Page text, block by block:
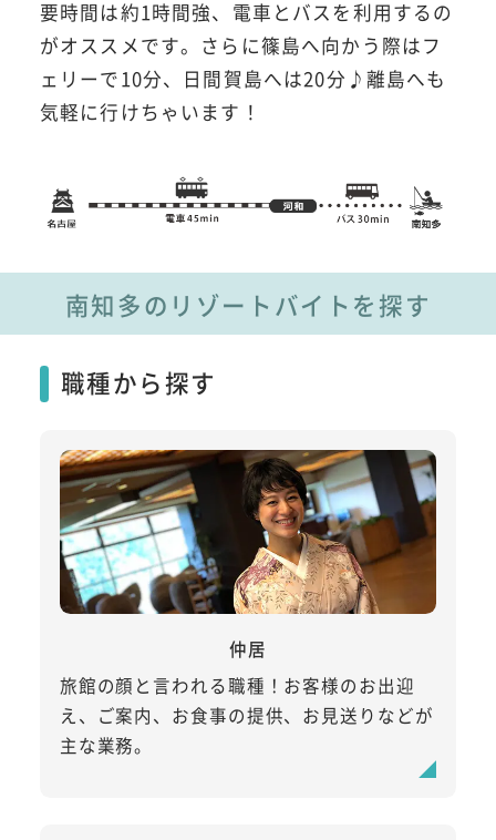
要時間は約1時間強、電車とバスを利用するの
がオススメです。さらに篠島へ向かう際はフ
ェリーで10分、日間賀島へは20分♪離島へも
気軽に行けちゃいます！
南知多のリゾートバイトを探す
職種から探す
仲居
旅館の顔と言われる職種！お客様のお出迎
え、ご案内、お食事の提供、お見送りなどが
主な業務。